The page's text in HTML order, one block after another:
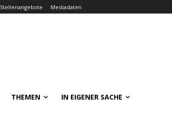
Stellenangebote Mediadaten
THEMEN IN EIGENER SACHE